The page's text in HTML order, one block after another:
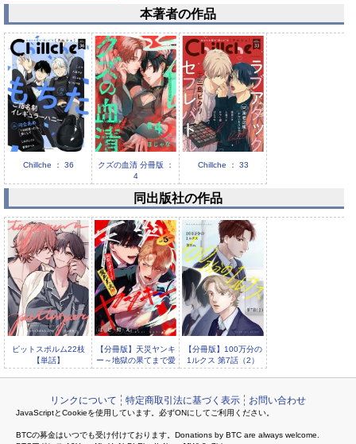
本著者の作品
Chillche ： 36
クズの血清 分冊版 ：
4
Chillche ： 33
クズの血清 分冊版 ：
3
同出版社の作品
ピットスポルム22枝
【単話】
【分冊版】天災ヤンキ
ー～地獄の果てまで愛
死天流！！！～ 5.
【分冊版】100万分の
1ルクス 第7話（2）
リンクについて 特定商取引法に基づく表示 お問い合わせ
JavaScriptとCookieを使用しています。必ずONにしてご利用ください。
BTCの募金はいつでも受け付けております。Donations by BTC are always welcome.